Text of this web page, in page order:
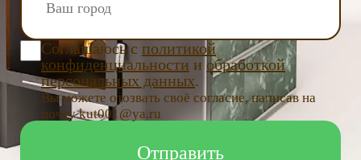
Соглашаюсь с политикой
конфиденциальности и обработкой
персональных данных.
Вы можете отозвать своё согласие, написав на
почту kut001@ya.ru